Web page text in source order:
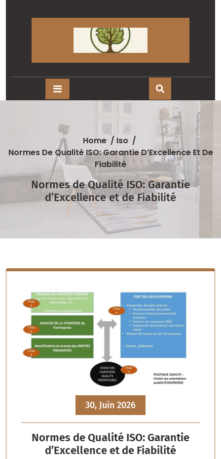
Home / Iso /
Normes De Qualité ISO: Garantie D’Excellence Et De
Fiabilité
Normes de Qualité ISO: Garantie
d’Excellence et de Fiabilité
30, Juin 2026
Normes de Qualité ISO: Garantie
d’Excellence et de Fiabilité